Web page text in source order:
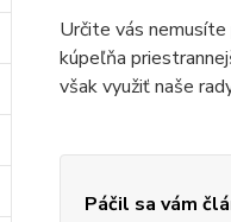
Určite vás
kúpeľňa
však využiť naše
Páčil sa vám